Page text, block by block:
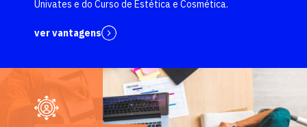
Univates e do Curso de Estética e Cosmética.
ver vantagens